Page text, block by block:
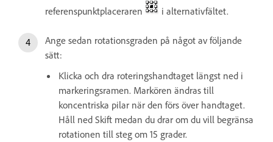
referenspunktplaceraren
i alternativfältet.
Ange sedan rotationsgraden på något av följande
sätt:
Klicka och dra roteringshandtaget längst ned i
markeringsramen. Markören ändras till
koncentriska pilar när den förs över handtaget.
Håll ned Skift medan du drar om du vill begränsa
rotationen till steg om 15 grader.